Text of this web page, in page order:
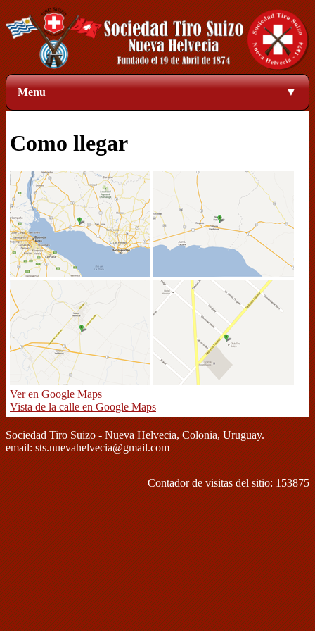
Menu ▼
Como llegar
Ver en Google Maps
Vista de la calle en Google Maps
Sociedad Tiro Suizo - Nueva Helvecia, Colonia, Uruguay.
email: sts.nuevahelvecia@gmail.com
Contador de visitas del sitio: 153875